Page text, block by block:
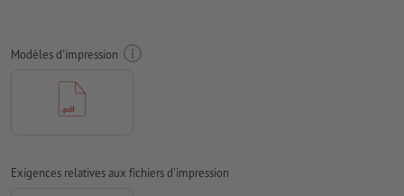
nous ne vérifions pas les
afin que le motif n’apparaisse pas à l’envers dans le produit
Remarque : la présence d’un fond perdu peut provoquer un
Modèles d'impression
Exigences relatives aux fichiers d'impression